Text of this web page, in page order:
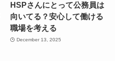
HSPさんにとって公務員は
向いてる？安心して働ける
職場を考える
December 13, 2025